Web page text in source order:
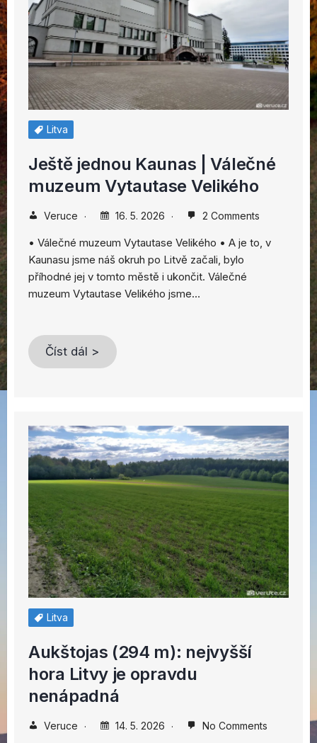
Litva
Ještě jednou Kaunas | Válečné
muzeum Vytautase Velikého
Veruce 16. 5. 2026 2 Comments
• Válečné muzeum Vytautase Velikého • A je to, v
Kaunasu jsme náš okruh po Litvě začali, bylo
příhodné jej v tomto městě i ukončit. Válečné
muzeum Vytautase Velikého jsme…
Číst dál >
Litva
Aukštojas (294 m): nejvyšší
hora Litvy je opravdu
nenápadná
Veruce 14. 5. 2026 No Comments